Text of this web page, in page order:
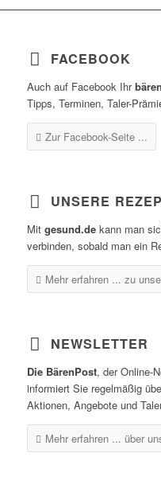
FACEBOOK
Auch auf Facebook Ihr
Tipps, Terminen, Taler-
Zur Facebook-Seite ...
UNSERE
Mit gesund.dekann man
verbinden, sobald man ein
Mehr erfahren ... zu
NEWSLETTER
Die BärenPost, der Online-
informiert Sie regelmäßig
Aktionen, Angebote und
Mehr erfahren ... über